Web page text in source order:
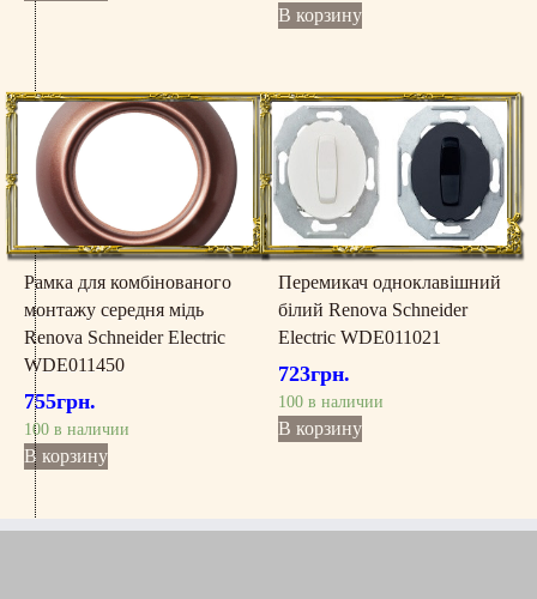
В корзину
Рамка для комбінованого
монтажу середня мідь
Renova Schneider Electric
WDE011450
755грн.
100 в наличии
В корзину
Перемикач одноклавішний
білий Renova Schneider
Electric WDE011021
723грн.
100 в наличии
В корзину